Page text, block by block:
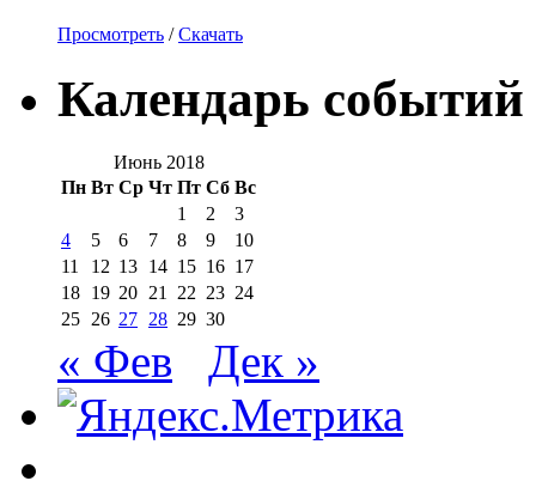
Просмотреть /Скачать
Календарь событий
Июнь 2018
Пн Вт Ср Чт Пт Сб Вс
1
2
3
4
5 6 7 8 9
10
11
12 13 14 15 16 17
18 19 20 21 22 23 24
25 26 27 28 29 30
« Фев Дек »